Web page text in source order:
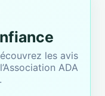
les avis
ADA